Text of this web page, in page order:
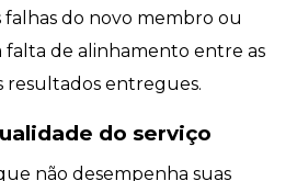
falhas do novo membro ou
falta de alinhamento entre as
resultados entregues.
do serviço
não desempenha suas